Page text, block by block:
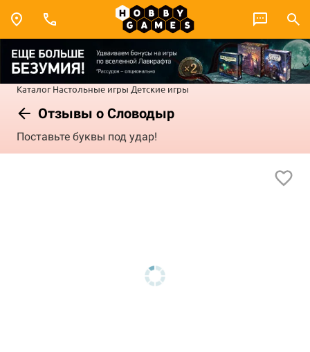
Каталог Настольные игры Детские игры
Отзывы о Словодыр
Поставьте буквы под удар!